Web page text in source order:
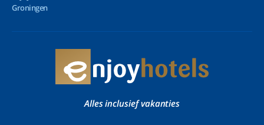
Groningen
Alles inclusief vakanties